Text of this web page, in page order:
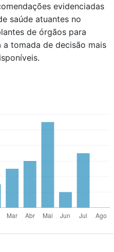
evidenciadas
saúde atuantes no
de órgãos para
tomada de decisão mais